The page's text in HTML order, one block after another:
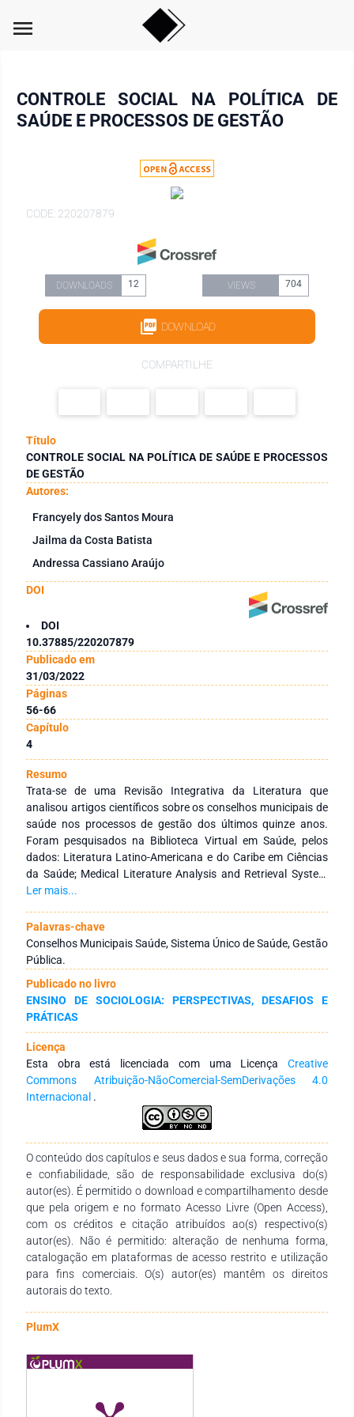
menu
CONTROLE SOCIAL NA POLÍTICA DE
SAÚDE E PROCESSOS DE GESTÃO
CODE: 220207879
DOWNLOADS 12 VIEWS 704
DOWNLOAD
COMPARTILHE
Título
CONTROLE SOCIAL NA POLÍTICA DE SAÚDE E PROCESSOS
DE GESTÃO
Autores:
Francyely dos Santos Moura
Jailma da Costa Batista
Andressa Cassiano Araújo
DOI
DOI
10.37885/220207879
Publicado em
31/03/2022
Páginas
56-66
Capítulo
4
Resumo
Trata-se de uma Revisão Integrativa da Literatura que
analisou artigos científicos sobre os conselhos municipais de
saúde nos processos de gestão dos últimos quinze anos.
Foram pesquisados na Biblioteca Virtual em Saúde, pelos
dados: Literatura Latino-Americana e do Caribe em Ciências
da Saúde; Medical Literature Analysis and Retrieval System
Online; e Base de Dados de Enfermagem. Objetivou-se
de saúde nos processos de gestão. Os resultados apontaram
diversos desafios ainda não superados na participação social
nos conselhos de saúde. Conclui-se que os Conselhos veem
avançando, porém existem muitos desafios e limites a serem
superados para funcionar de forma efetiva e como espaços
de concretização do SUS e de seus princípios, contribuindo
para uma assistência à saúde de qualidade para comunidade,
além identificar as necessidades da população e melhorar os
serviços públicos e as condições de saúde dos mesmos.
Ler mais...
Palavras-chave
Conselhos Municipais Saúde, Sistema Único de Saúde, Gestão
Pública.
Publicado no livro
ENSINO DE SOCIOLOGIA: PERSPECTIVAS, DESAFIOS E
PRÁTICAS
Licença
Esta obra está licenciada com uma Licença Creative
Commons Atribuição-NãoComercial-SemDerivações 4.0
Internacional .
O conteúdo dos capítulos e seus dados e sua forma, correção
e confiabilidade, são de responsabilidade exclusiva do(s)
autor(es). É permitido o download e compartilhamento desde
que pela origem e no formato Acesso Livre (Open Access),
com os créditos e citação atribuídos ao(s) respectivo(s)
autor(es). Não é permitido: alteração de nenhuma forma,
catalogação em plataformas de acesso restrito e utilização
para fins comerciais. O(s) autor(es) mantêm os direitos
autorais do texto.
PlumX